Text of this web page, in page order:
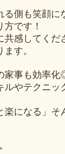
る側も笑顔に
です！
共感してくだ
す。
家事も効率
ルやテクニッ
楽になる」